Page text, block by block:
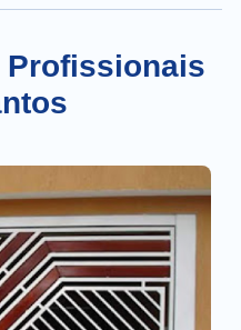
Profissionais